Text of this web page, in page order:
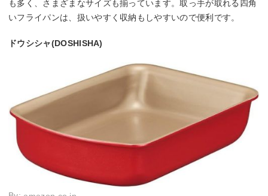
も多く、さまざまなサイズも揃っています。取っ手が取れる四角
いフライパンは、扱いやすく収納もしやすいので便利です。
ドウシシャ(DOSHISHA)